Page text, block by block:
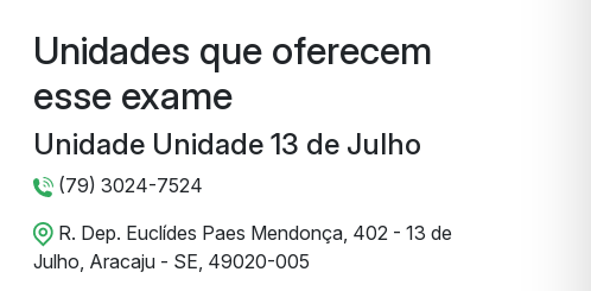
Unidades que oferecem
esse exame
Unidade Unidade 13 de Julho
(79) 3024-7524
R. Dep. Euclídes Paes Mendonça, 402 - 13 de
Julho, Aracaju - SE, 49020-005